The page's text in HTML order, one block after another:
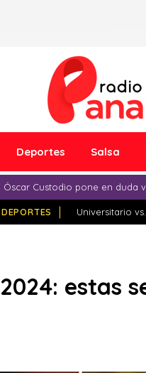
Deportes Salsa
Óscar Custodio pone en duda
DEPORTES Universitario
estas